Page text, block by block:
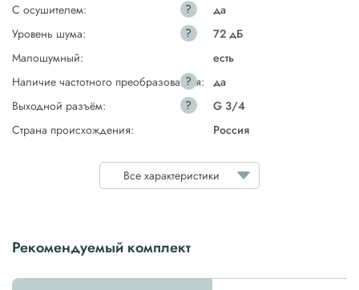
С осушителем:
?
да
Уровень шума:
?
72 дБ
Малошумный:
есть
Наличие частотного преобразователя:
?
да
Выходной разъём:
?
G 3/4
Страна происхождения:
Россия
Все характеристики
Рекомендуемый комплект